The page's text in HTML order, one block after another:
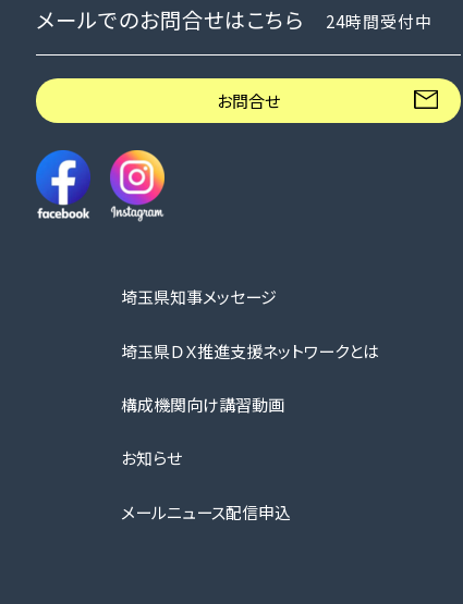
メールでのお問合せはこちら 24時間受付中
お問合せ
埼玉県知事メッセージ
埼玉県ＤＸ推進支援ネットワークとは
構成機関向け講習動画
お知らせ
メールニュース配信申込